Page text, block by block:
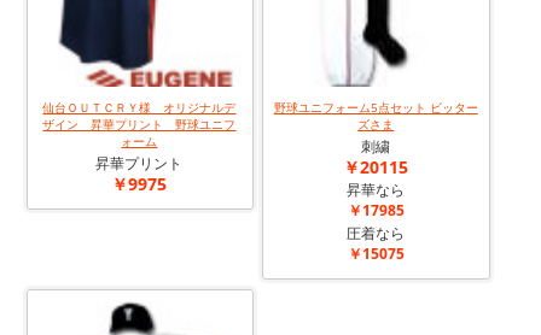
仙台ＯＵＴＣＲＹ様 オリジナルデ
ザイン 昇華プリント 野球ユニフ
ォーム
昇華プリント
￥9975
野球ユニフォーム5点セット ビッター
ズさま
刺繍
￥20115
昇華なら
￥17985
圧着なら
￥15075